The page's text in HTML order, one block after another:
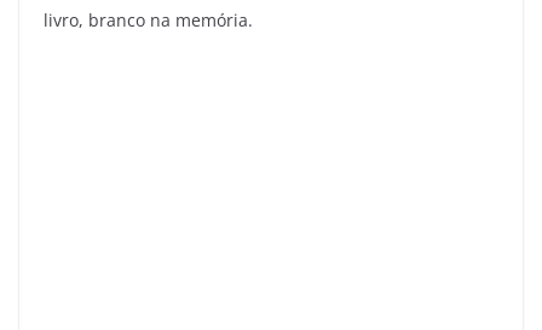
livro, branco na memória.